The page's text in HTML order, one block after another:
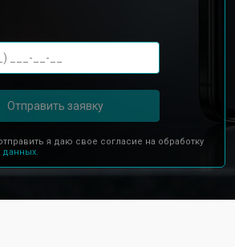
Отправить заявку
я даю свое согласие на обработку
данных.